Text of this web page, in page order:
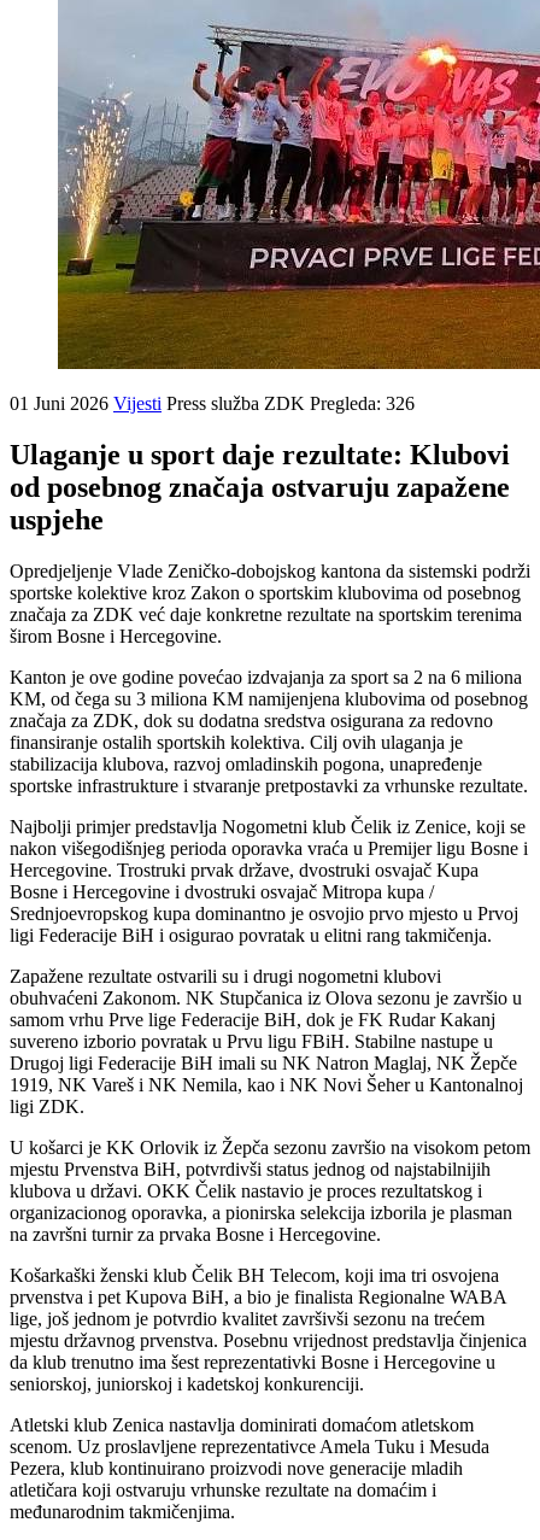
01 Juni 2026 Vijesti Press služba ZDK Pregleda: 326
Ulaganje u sport daje rezultate: Klubovi
od posebnog značaja ostvaruju zapažene
uspjehe
Opredjeljenje Vlade Zeničko-dobojskog kantona da sistemski podrži
sportske kolektive kroz Zakon o sportskim klubovima od posebnog
značaja za ZDK već daje konkretne rezultate na sportskim terenima
širom Bosne i Hercegovine.
Kanton je ove godine povećao izdvajanja za sport sa 2 na 6 miliona
KM, od čega su 3 miliona KM namijenjena klubovima od posebnog
značaja za ZDK, dok su dodatna sredstva osigurana za redovno
finansiranje ostalih sportskih kolektiva. Cilj ovih ulaganja je
stabilizacija klubova, razvoj omladinskih pogona, unapređenje
sportske infrastrukture i stvaranje pretpostavki za vrhunske rezultate.
Najbolji primjer predstavlja Nogometni klub Čelik iz Zenice, koji se
nakon višegodišnjeg perioda oporavka vraća u Premijer ligu Bosne i
Hercegovine. Trostruki prvak države, dvostruki osvajač Kupa
Bosne i Hercegovine i dvostruki osvajač Mitropa kupa /
Srednjoevropskog kupa dominantno je osvojio prvo mjesto u Prvoj
ligi Federacije BiH i osigurao povratak u elitni rang takmičenja.
Zapažene rezultate ostvarili su i drugi nogometni klubovi
obuhvaćeni Zakonom. NK Stupčanica iz Olova sezonu je završio u
samom vrhu Prve lige Federacije BiH, dok je FK Rudar Kakanj
suvereno izborio povratak u Prvu ligu FBiH. Stabilne nastupe u
Drugoj ligi Federacije BiH imali su NK Natron Maglaj, NK Žepče
1919, NK Vareš i NK Nemila, kao i NK Novi Šeher u Kantonalnoj
ligi ZDK.
U košarci je KK Orlovik iz Žepča sezonu završio na visokom petom
mjestu Prvenstva BiH, potvrdivši status jednog od najstabilnijih
klubova u državi. OKK Čelik nastavio je proces rezultatskog i
organizacionog oporavka, a pionirska selekcija izborila je plasman
na završni turnir za prvaka Bosne i Hercegovine.
Košarkaški ženski klub Čelik BH Telecom, koji ima tri osvojena
prvenstva i pet Kupova BiH, a bio je finalista Regionalne WABA
lige, još jednom je potvrdio kvalitet završivši sezonu na trećem
mjestu državnog prvenstva. Posebnu vrijednost predstavlja činjenica
da klub trenutno ima šest reprezentativki Bosne i Hercegovine u
seniorskoj, juniorskoj i kadetskoj konkurenciji.
Atletski klub Zenica nastavlja dominirati domaćom atletskom
scenom. Uz proslavljene reprezentativce Amela Tuku i Mesuda
Pezera, klub kontinuirano proizvodi nove generacije mladih
atletičara koji ostvaruju vrhunske rezultate na domaćim i
međunarodnim takmičenjima.